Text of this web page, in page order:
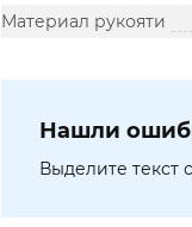
Материал рукояти
Нашли
Выделите текст